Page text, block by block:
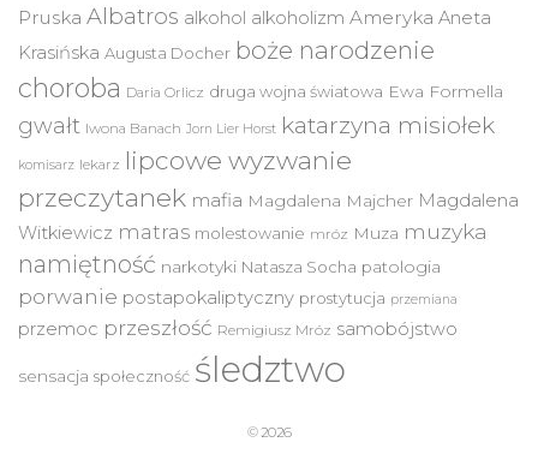
Pruska Albatros alkohol alkoholizm Ameryka Aneta
Krasińska Augusta Docher boże narodzenie
choroba Daria Orlicz druga wojna światowa Ewa Formella
gwałt Iwona Banach Jorn Lier Horst katarzyna misiołek
komisarz lekarz lipcowe wyzwanie
przeczytanek mafia Magdalena Majcher Magdalena
Witkiewicz matras molestowanie mróz Muza muzyka
namiętność narkotyki Natasza Socha patologia
porwanie postapokaliptyczny prostytucja przemiana
przemoc przeszłość Remigiusz Mróz samobójstwo
sensacja społeczność śledztwo
© 2026